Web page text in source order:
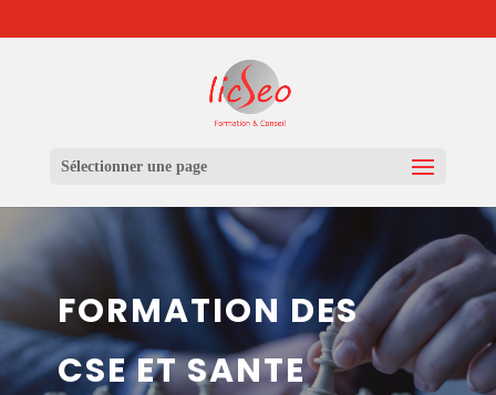
Sélectionner une page
FORMATION DES
CSE ET SANTE